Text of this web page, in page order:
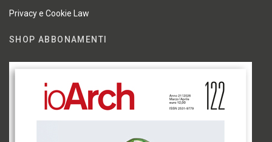
Privacy e Cookie Law
SHOP ABBONAMENTI